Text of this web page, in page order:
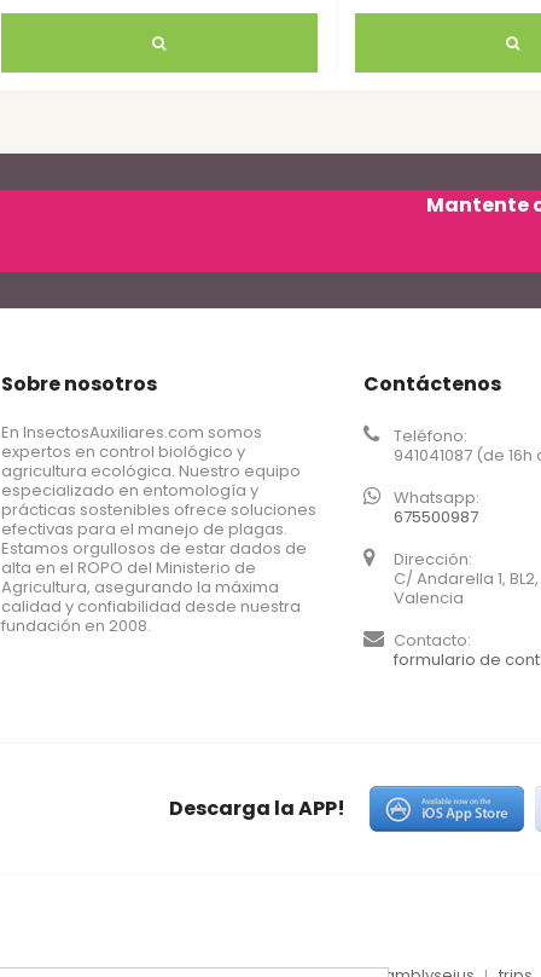
Mantente
Sobre nosotros
En InsectosAuxiliares.com somos
expertos en control biológico y
agricultura ecológica. Nuestro equipo
especializado en entomología y
prácticas sostenibles ofrece soluciones
efectivas para el manejo de plagas.
Estamos orgullosos de estar dados de
alta en el ROPO del Ministerio de
Agricultura, asegurando la máxima
calidad y confiabilidad desde nuestra
fundación en 2008.
Contáctenos
Teléfono:
941041087 (de 16h
Whatsapp:
675500987
Dirección:
C/ Andarella 1,
Valencia
Contacto:
formulario de
Descarga la APP!